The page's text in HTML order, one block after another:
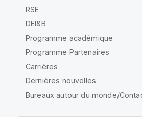
RSE
DEI&B
Programme académique
Programme Partenaires
Carrières
Dernières nouvelles
Bureaux autour du monde/